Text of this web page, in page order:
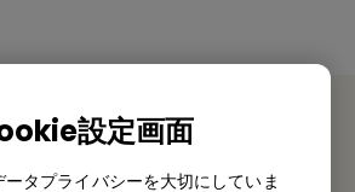
設定画面
ータプライバシーを大切にしていま
お問い合わせ